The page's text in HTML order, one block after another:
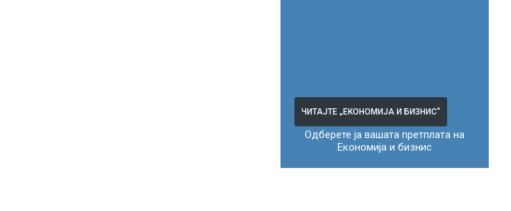
ЧИТАЈТЕ „ЕКОНОМИЈА И БИЗНИС“
Одберете ја вашата претплата на
Економија и бизнис